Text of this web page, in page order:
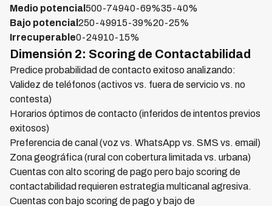
Medio potencial 500-74940-69%35-40%
Bajo potencial 250-49915-39%20-25%
Irrecuperable0-24910-15%
Dimensión 2: Scoring de Contactabilidad
Predice probabilidad de contacto exitoso analizando:
Validez de teléfonos (activos vs. fuera de servicio vs. no
contesta)
Horarios óptimos de contacto (inferidos de intentos previos
exitosos)
Preferencia de canal (voz vs. WhatsApp vs. SMS vs. email)
Zona geográfica (rural con cobertura limitada vs. urbana)
Cuentas con alto scoring de pago pero bajo scoring de
contactabilidad requieren estrategia multicanal agresiva.
Cuentas con bajo scoring de pago y bajo de